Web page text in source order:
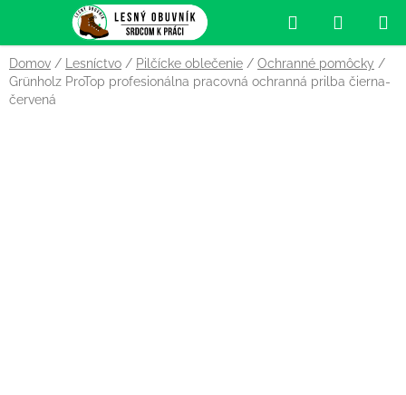
obsah
Hľadať
KOŠÍK
Domov / Lesníctvo / Pilčícke oblečenie / Ochranné pomôcky /
Grünholz ProTop profesionálna pracovná ochranná prilba čierna-
červená